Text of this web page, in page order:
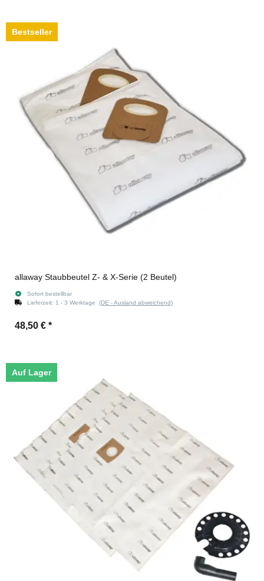
Bestseller
allaway Staubbeutel Z- & X-Serie (2 Beutel)
Sofort bestellbar
Lieferzeit: 1 - 3 Werktage (DE - Ausland abweichend)
48,50 € *
Auf Lager